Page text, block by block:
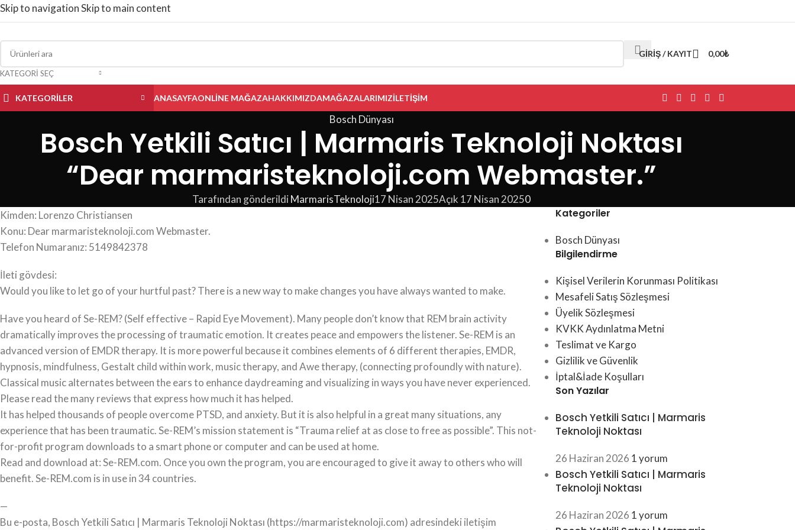
Skip to navigationSkip to main content
KATEGORI SEÇ
GIRIŞ / KAYIT 0,00₺
KATEGORILER ANASAYFAONLINE MAĞAZAHAKKIMIZDAMAĞAZALARIMIZİLETIŞIM
Bosch Dünyası
Bosch Yetkili Satıcı | Marmaris Teknoloji Noktası
“Dear marmaristeknoloji.com Webmaster.”
Tarafından gönderildiMarmarisTeknoloji17 Nisan 2025Açık 17 Nisan 20250
Kimden: Lorenzo Christiansen
Konu: Dear marmaristeknoloji.com Webmaster.
Telefon Numaranız: 5149842378
İleti gövdesi:
Would you like to let go of your hurtful past? There is a new way to make changes you have always wanted to make.
Have you heard of Se-REM? (Self effective – Rapid Eye Movement). Many people don’t know that REM brain activity
dramatically improves the processing of traumatic emotion. It creates peace and empowers the listener. Se-REM is an
advanced version of EMDR therapy. It is more powerful because it combines elements of 6 different therapies, EMDR,
hypnosis, mindfulness, Gestalt child within work, music therapy, and Awe therapy, (connecting profoundly with nature).
Classical music alternates between the ears to enhance daydreaming and visualizing in ways you have never experienced.
Please read the many reviews that express how much it has helped.
It has helped thousands of people overcome PTSD, and anxiety. But it is also helpful in a great many situations, any
experience that has been traumatic. Se-REM’s mission statement is “Trauma relief at as close to free as possible”. This not-
for-profit program downloads to a smart phone or computer and can be used at home.
Read and download at: Se-REM.com. Once you own the program, you are encouraged to give it away to others who will
benefit. Se-REM.com is in use in 34 countries.
—
Bu e-posta, Bosch Yetkili Satıcı | Marmaris Teknoloji Noktası (https://marmaristeknoloji.com) adresindeki iletişim
Kategoriler
Bosch Dünyası
Bilgilendirme
Kişisel Verilerin Korunması Politikası
Mesafeli Satış Sözleşmesi
Üyelik Sözleşmesi
KVKK Aydınlatma Metni
Teslimat ve Kargo
Gizlilik ve Güvenlik
İptal&İade Koşulları
Son Yazılar
Bosch Yetkili Satıcı | Marmaris
Teknoloji Noktası
26 Haziran 2026 1 yorum
Bosch Yetkili Satıcı | Marmaris
Teknoloji Noktası
26 Haziran 2026 1 yorum